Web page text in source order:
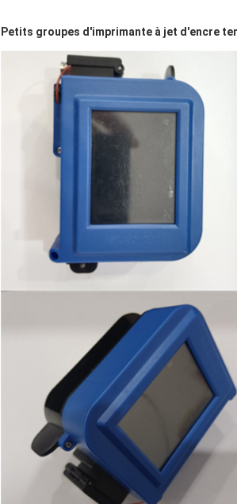
Petits groupes d'imprimante à jet d'encre